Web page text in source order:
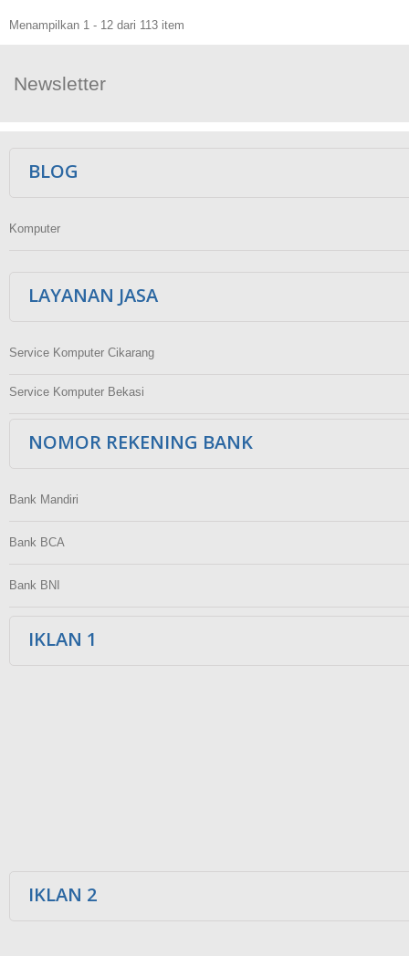
Menampilkan 1 - 12 dari 113 item
Newsletter
BLOG
Komputer
LAYANAN JASA
Service Komputer Cikarang
Service Komputer Bekasi
NOMOR REKENING BANK
Bank Mandiri
Bank BCA
Bank BNI
IKLAN 1
IKLAN 2